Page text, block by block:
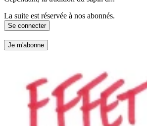
La suite est réservée à nos abonnés.
Se connecter
Je m'abonne